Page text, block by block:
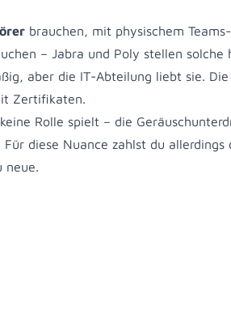
brauchen, mit physischem
– Jabra und Poly stellen solche
aber die IT-Abteilung liebt sie. Die
Zertifikaten.
Rolle spielt – die
diese Nuance zahlst du allerdings
neue.